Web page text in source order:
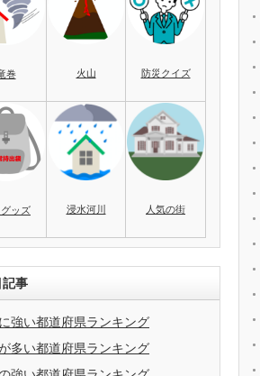
巻 火山 防災クイズ
ッズ 浸水河川 人気の街
事
強い都道府県ランキング
多い都道府県ランキング